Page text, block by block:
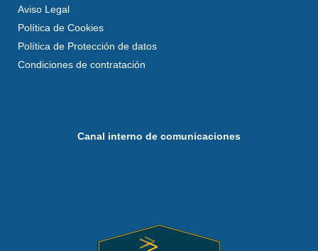
Aviso Legal
Política de Cookies
Política de Protección de datos
Condiciones de contratación
Canal interno de comunicaciones